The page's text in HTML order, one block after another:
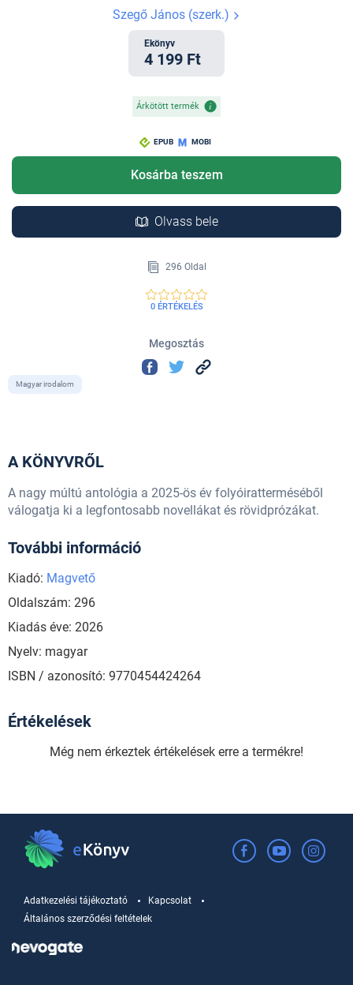
Szegő János (szerk.)
Ekönyv
4 199 Ft
Árkötött termék
EPUB MOBI
Kosárba teszem
Olvass bele
296 Oldal
0 ÉRTÉKELÉS
Megosztás
Magyar irodalom
A KÖNYVRŐL
A nagy múltú antológia a 2025-ös év folyóiratterméséből
válogatja ki a legfontosabb novellákat és rövidprózákat.
További információ
Kiadó: Magvető
Oldalszám: 296
Kiadás éve: 2026
Nyelv: magyar
ISBN / azonosító: 9770454424264
Értékelések
Még nem érkeztek értékelések erre a termékre!
Adatkezelési tájékoztató
Kapcsolat
Általános szerződési feltételek